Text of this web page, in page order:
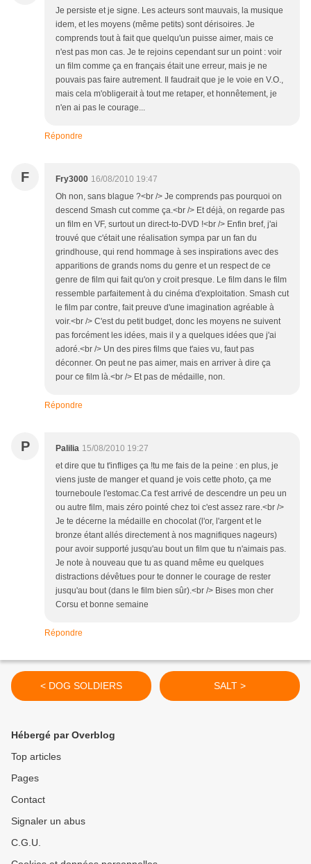
Je persiste et je signe. Les acteurs sont mauvais, la musique
idem, et les moyens (même petits) sont dérisoires. Je
comprends tout à fait que quelqu'un puisse aimer, mais ce
n'est pas mon cas. Je te rejoins cependant sur un point : voir
un film comme ça en français était une erreur, mais je ne
pouvais pas faire autrement. Il faudrait que je le voie en V.O.,
mais cela m'obligerait à tout me retaper, et honnêtement, je
n'en ai pas le courage...
Répondre
F Fry3000 16/08/2010 19:47
Oh non, sans blague ?<br /> Je comprends pas pourquoi on
descend Smash cut comme ça.<br /> Et déjà, on regarde pas
un film en VF, surtout un direct-to-DVD !<br /> Enfin bref, j'ai
trouvé que c'était une réalisation sympa par un fan du
grindhouse, qui rend hommage à ses inspirations avec des
apparitions de grands noms du genre et un respect de ce
genre de film qui fait qu'on y croit presque. Le film dans le film
ressemble parfaitement à du cinéma d'exploitation. Smash cut
le film par contre, fait preuve d'une imagination agréable à
voir.<br /> C'est du petit budget, donc les moyens ne suivent
pas forcément les idées, mais il y a quelques idées que j'ai
adoré.<br /> Un des pires films que t'aies vu, faut pas
déconner. On peut ne pas aimer, mais en arriver à dire ça
pour ce film là.<br /> Et pas de médaille, non.
Répondre
P Palilia 15/08/2010 19:27
et dire que tu t'infliges ça !tu me fais de la peine : en plus, je
viens juste de manger et quand je vois cette photo, ça me
tourneboule l'estomac.Ca t'est arrivé de descendre un peu un
ou autre film, mais zéro pointé chez toi c'est assez rare.<br />
Je te décerne la médaille en chocolat (l'or, l'argent et le
bronze étant allés directement à nos magnifiques nageurs)
pour avoir supporté jusqu'au bout un film que tu n'aimais pas.
Je note à nouveau que tu as quand même eu quelques
distractions dévêtues pour te donner le courage de rester
jusqu'au bout (dans le film bien sûr).<br /> Bises mon cher
Corsu et bonne semaine
Répondre
< DOG SOLDIERS SALT >
Hébergé par Overblog
Top articles
Pages
Contact
Signaler un abus
C.G.U.